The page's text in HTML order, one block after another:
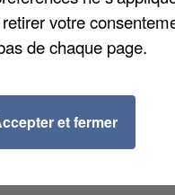
votre
de chaque page.
et fermer